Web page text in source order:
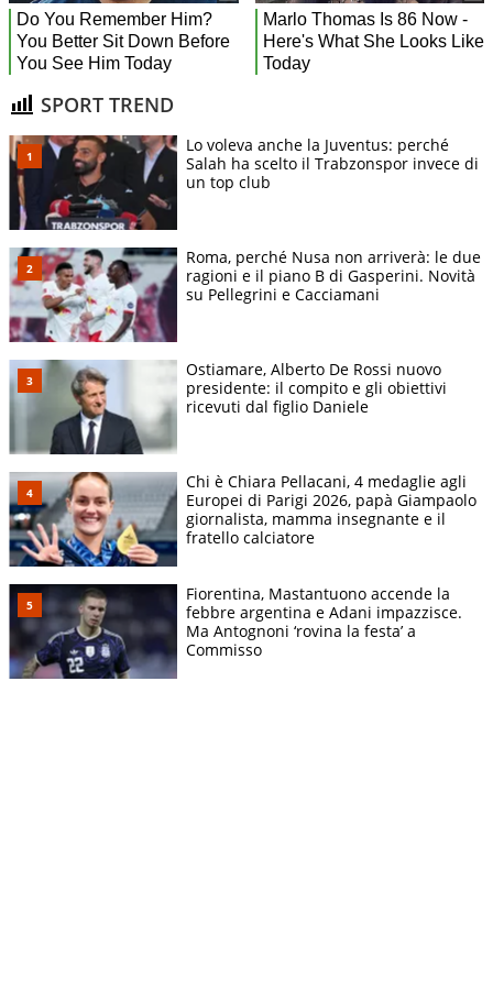
SPORT TREND
Lo voleva anche la Juventus: perché
Salah ha scelto il Trabzonspor invece di
un top club
Roma, perché Nusa non arriverà: le due
ragioni e il piano B di Gasperini. Novità
su Pellegrini e Cacciamani
Ostiamare, Alberto De Rossi nuovo
presidente: il compito e gli obiettivi
ricevuti dal figlio Daniele
Chi è Chiara Pellacani, 4 medaglie agli
Europei di Parigi 2026, papà Giampaolo
giornalista, mamma insegnante e il
fratello calciatore
Fiorentina, Mastantuono accende la
febbre argentina e Adani impazzisce.
Ma Antognoni ‘rovina la festa’ a
Commisso